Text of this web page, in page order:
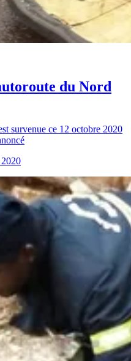
du Nord
survenue ce 12 octobre 2020